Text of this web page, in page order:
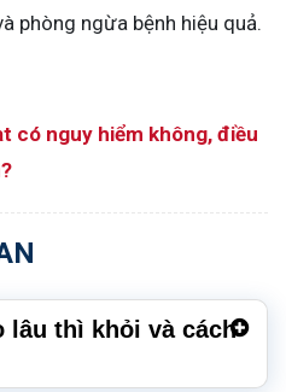
phòng ngừa bệnh hiệu quả.
có nguy hiểm không, điều
lâu thì khỏi và cách